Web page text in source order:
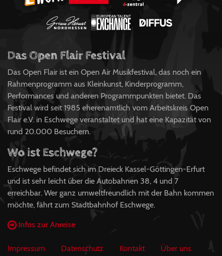
Das Open Flair Festival
Das Open Flair ist ein Open Air Musikfestival, das noch ein
Rahmenprogramm aus Kleinkunst, Kinderprogramm,
Performances und anderen Programmpunkten bietet. Das
Festival wird seit 1985 eherenamtlich vom Arbeitskreis Open
Flair e.V. in Eschwege veranstaltet und hat eine Kapazität von
rund 20.000 Besuchern.
Wo ist Eschwege?
Eschwege befindet sich im Dreieck Kassel-Göttingen-Erfurt
und ist sehr leicht über die Autobahnen 38, 4 und 7
erreichbar. Wer ganz umweltfreundlich mit der Bahn kommen
möchte, fährt zum Stadtbahnhof Eschwege.
Infos zur Anreise
Impressum Datenschutz Kontakt Über uns